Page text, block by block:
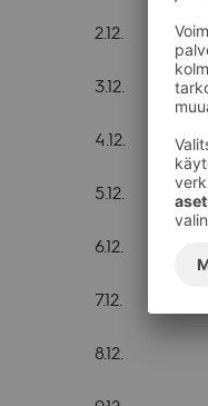
2.12.
3.12.
4.12.
5.12.
6.12.
7.12.
8.12.